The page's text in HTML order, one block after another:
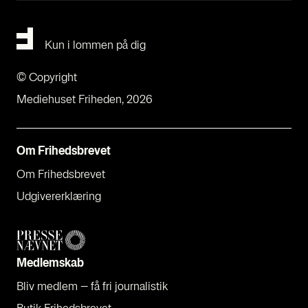
Om Fri­heds­bre­vet
Om Fri­heds­bre­vet
Udgi­ve­rer­klæ­ring
Med­lem­skab
Bliv med­lem – få fri jour­na­li­stik
Kun i lommen på dig
Mediehuset Friheden, 2026
© Copyright